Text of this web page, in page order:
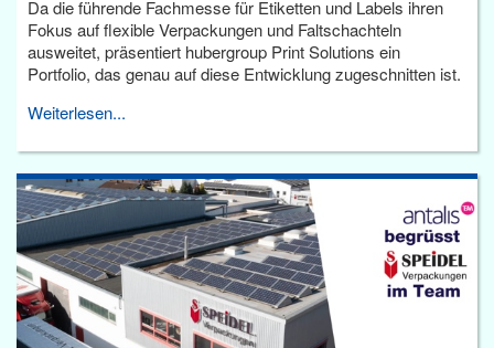
Da die führende Fachmesse für Etiketten und Labels ihren
Fokus auf flexible Verpackungen und Faltschachteln
ausweitet, präsentiert hubergroup Print Solutions ein
Portfolio, das genau auf diese Entwicklung zugeschnitten ist.
Weiterlesen...